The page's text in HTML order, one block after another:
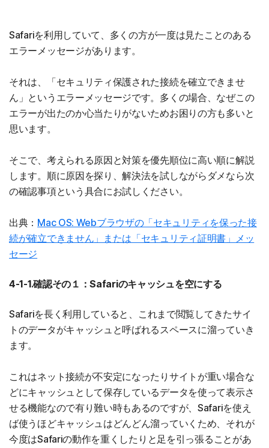
Safariを利用していて、多くの方が一度は見たことのある
エラーメッセージがあります。
それは、「セキュリティ保護された接続を確立できませ
ん」というエラーメッセージです。多くの場合、なぜこの
エラーが出たのか心当たりがないためお困りの方も多いと
思います。
そこで、考えられる原因と対策を優先順位に高い順に解説
します。順に原因を探り、解決法を試しながらダメなら次
の確認事項という具合にお試しください。
出典： Mac OS: Webブラウザの「セキュリティを保った接
続が確立できません」または「セキュリティ証明書」メッ
セージ
4-1-1.確認その１：Safariのキャッシュを空にする
Safariを長く利用していると、これまで閲覧してきたサイ
トのデータがキャッシュと呼ばれるスペースに溜っていき
ます。
これはネット接続が不安定になったりサイトが重い場合な
どにキャッシュとして保存しているデータを使って表示さ
せる機能なので有り難い時もあるのですが、Safariを使え
ば使うほどキャッシュはどんどん溜っていくため、それが
今度はSafariの動作を重くしたりと足を引っ張ることがあ